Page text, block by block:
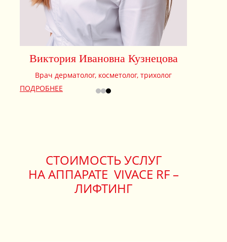
ПОДРОБНЕЕ
СТОИМОСТЬ УСЛУГ
НА АППАРАТЕ VIVACE RF –
ЛИФТИНГ